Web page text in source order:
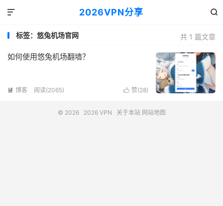
2026VPN分享 

共 1 篇文章
标签：悠兔机场官网
如何使用悠兔机场翻墙？
 赞(28)
 博客 阅读(2065)
© 2026 2026 VPN 关于本站 网站地图